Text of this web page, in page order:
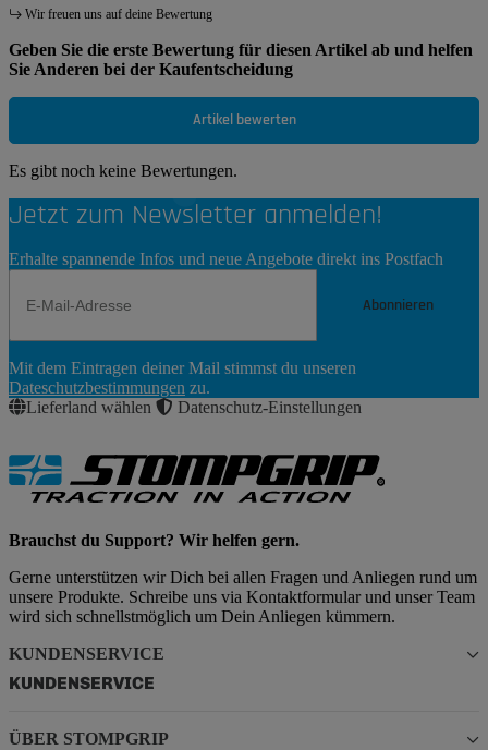
Wir freuen uns auf deine Bewertung
Geben Sie die erste Bewertung für diesen Artikel ab und helfen
Sie Anderen bei der Kaufentscheidung
Artikel bewerten
Es gibt noch keine Bewertungen.
Jetzt zum Newsletter anmelden!
Erhalte spannende Infos und neue Angebote direkt ins Postfach
Abonnieren
Abonnieren
Mit dem Eintragen deiner Mail stimmst du unseren
Dateschutzbestimmungen zu.
Lieferland wählen
Datenschutz-Einstellungen
Brauchst du Support? Wir helfen gern.
Gerne unterstützen wir Dich bei allen Fragen und Anliegen rund um
unsere Produkte. Schreibe uns via Kontaktformular und unser Team
wird sich schnellstmöglich um Dein Anliegen kümmern.
KUNDENSERVICE
KUNDENSERVICE
ÜBER STOMPGRIP